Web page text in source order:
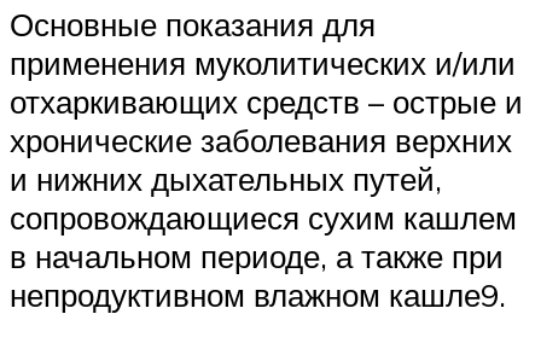
Основные показания для
применения муколитических и/или
отхаркивающих средств – острые и
хронические заболевания верхних
и нижних дыхательных путей,
сопровождающиеся сухим кашлем
в начальном периоде, а также при
непродуктивном влажном кашле9.